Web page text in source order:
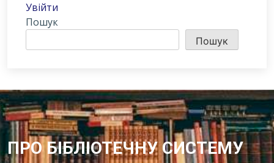
Увійти
Пошук
Пошук
ПРО БІБЛІОТЕЧНУ СИСТЕМУ